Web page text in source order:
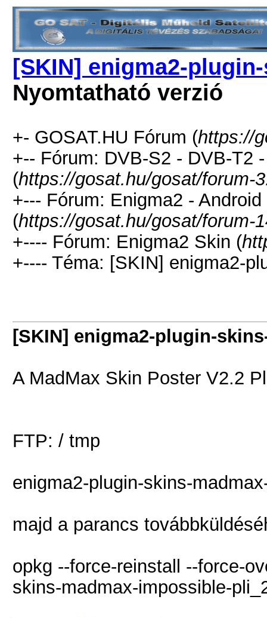
[SKIN] enigma2-
Nyomtatható verzió
+- GOSAT.HU Fórum (https://
+-- Fórum: DVB-S2 - DVB-T2
(https://gosat.hu/gosat/forum-
+--- Fórum: Enigma2 -
(https://gosat.hu/gosat/forum-
+---- Fórum: Enigma2 Skin (
+---- Téma: [SKIN] enigma2-
[SKIN] enigma2-plugin-
A MadMax Skin Poster V2.2
FTP: / tmp
enigma2-plugin-skins-
majd a parancs
opkg --force-reinstall --force-
skins-madmax-impossible-